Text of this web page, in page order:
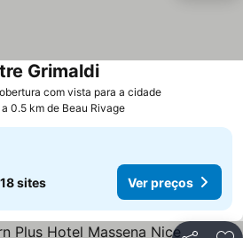
com vista para a cidade
Grimaldi
a 0.5 km de Beau Rivage
18 sites Ver preços